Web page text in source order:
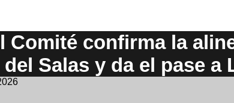
Comité confirma la
del Salas y da el pase a